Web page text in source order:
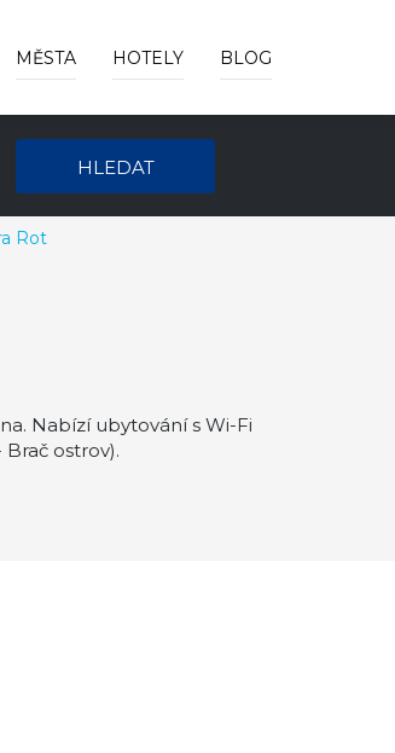
MĚSTA HOTELY BLOG
HLEDAT
Rot
Nabízí ubytování s Wi-Fi
ostrov).